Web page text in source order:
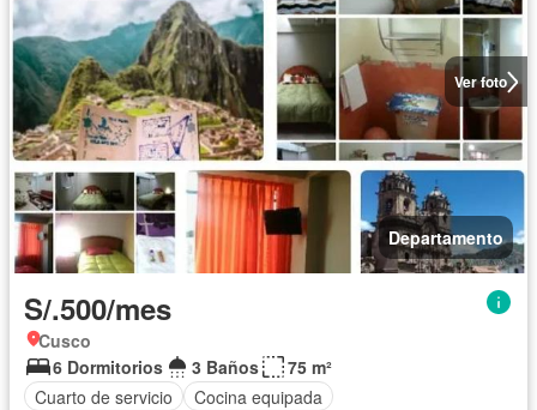
Ver foto
Departamento
S/.500/mes
Cusco
6 Dormitorios
3 Baños
75 m²
Cuarto de servicio
Cocina equipada